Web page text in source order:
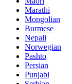
Marathi
Mongolian
Burmese
Nepali
Norwegian
Pashto
Persian
Punjabi